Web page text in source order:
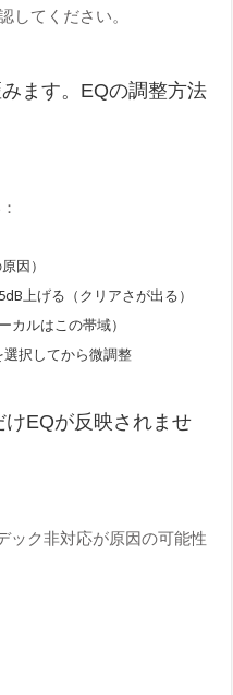
してください。
ます。EQの調整方法
因）
上げる（クリアさが出る）
カルはこの帯域）
択してから微調整
EQが反映されませ
ック非対応が原因の可能性